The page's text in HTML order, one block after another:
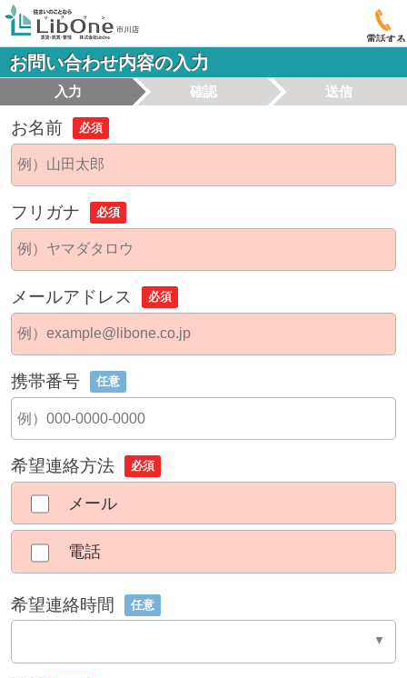
電話する
お問い合わせ内容の入力
入力 確認 送信
お名前 必須
フリガナ 必須
メールアドレス 必須
携帯番号 任意
希望連絡方法 必須
メール
電話
希望連絡時間 任意